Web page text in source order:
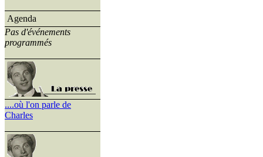
Agenda
Pas d'événements
programmés
....où l'on parle de
Charles